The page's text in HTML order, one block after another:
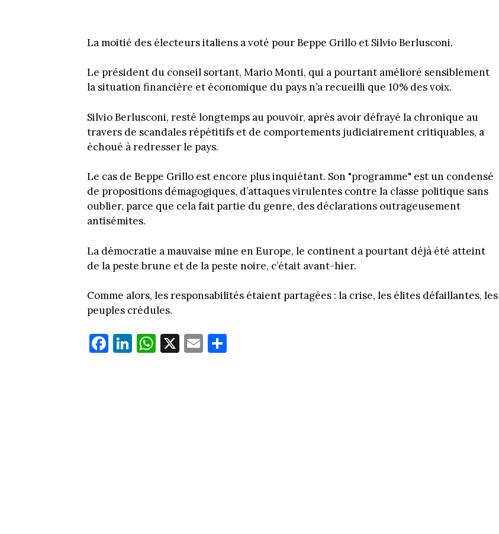
La moitié des électeurs italiens a voté pour Beppe Grillo et Silvio Berlusconi.
Le président du conseil sortant, Mario Monti, qui a pourtant amélioré sensiblement
la situation financière et économique du pays n’a recueilli que 10% des voix.
Silvio Berlusconi, resté longtemps au pouvoir, après avoir défrayé la chronique au
travers de scandales répétitifs et de comportements judiciairement critiquables, a
échoué à redresser le pays.
Le cas de Beppe Grillo est encore plus inquiétant. Son "programme" est un condensé
de propositions démagogiques, d’attaques virulentes contre la classe politique sans
oublier, parce que cela fait partie du genre, des déclarations outrageusement
antisémites.
La démocratie a mauvaise mine en Europe, le continent a pourtant déjà été atteint
de la peste brune et de la peste noire, c’était avant-hier.
Comme alors, les responsabilités étaient partagées : la crise, les élites défaillantes, les
peuples crédules.
Fa
ce
Li
nk
W
ha
X E
m